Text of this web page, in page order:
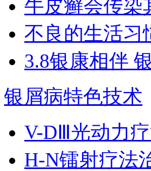
牛皮癣会传染
不良的生活习
3.8银康相伴
银屑病特色技术
V-DⅢ光动力
H-N镭射疗法